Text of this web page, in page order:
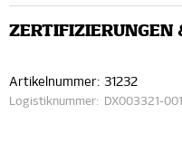
ZERTIFIZIERUNGEN
Artikelnummer: 31232
Logistiknummer: DX003321-001